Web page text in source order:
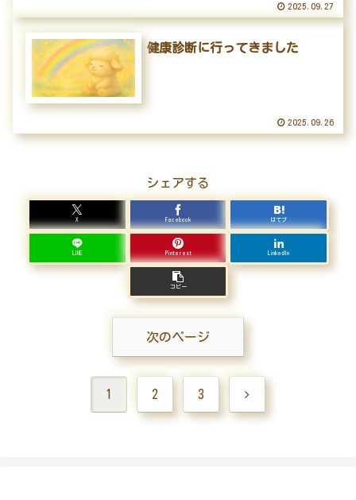
2025.09.27
健康診断に行ってきました
2025.09.26
シェアする
X Facebook はてブ
LINE Pinterest LinkedIn
コピー
次のページ
1 2 3 次